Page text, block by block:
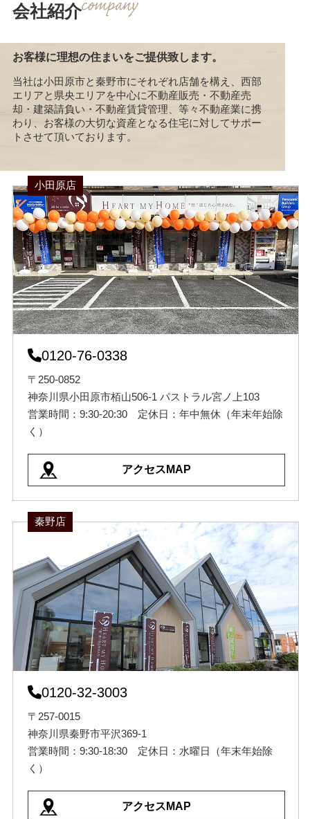
会社紹介
お客様に理想の住まいをご提供致します。
当社は小田原市と秦野市にそれぞれ店舗を構え、西部
エリアと県央エリアを中心に不動産販売・不動産売
却・建築請負い・不動産賃貸管理、等々不動産業に携
わり、お客様の大切な資産となる住宅に対してサポー
トさせて頂いております。
小田原店
0120-76-0338
〒250-0852
神奈川県小田原市栢山506-1 パストラル宮ノ上103
営業時間：9:30-20:30 定休日：年中無休（年末年始除
く）
アクセスMAP
秦野店
0120-32-3003
〒257-0015
神奈川県秦野市平沢369-1
営業時間：9:30-18:30 定休日：水曜日（年末年始除
く）
アクセスMAP